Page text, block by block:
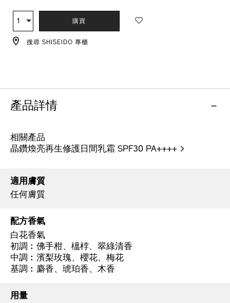
TO
CART
OPTIONS
ACTIONS
數
量
1 購買
搜尋 SHISEIDO 專櫃
產品詳情
相關產品
晶鑽煥亮再生修護日間乳霜 SPF30 PA++++ >
適用膚質
任何膚質
配方香氣
白花香氣
初調︰佛手柑、榲桲、翠綠清香
中調︰濱梨玫瑰、櫻花、梅花
基調︰麝香、琥珀香、木香
用量